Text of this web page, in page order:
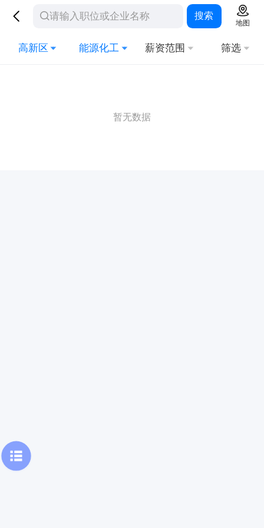
搜索
地图
高新区 能源化工 薪资范围 筛选
暂无数据